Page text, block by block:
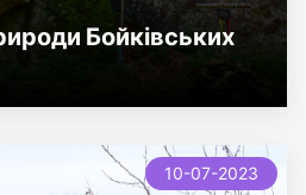
Бойківських
10-07-2023